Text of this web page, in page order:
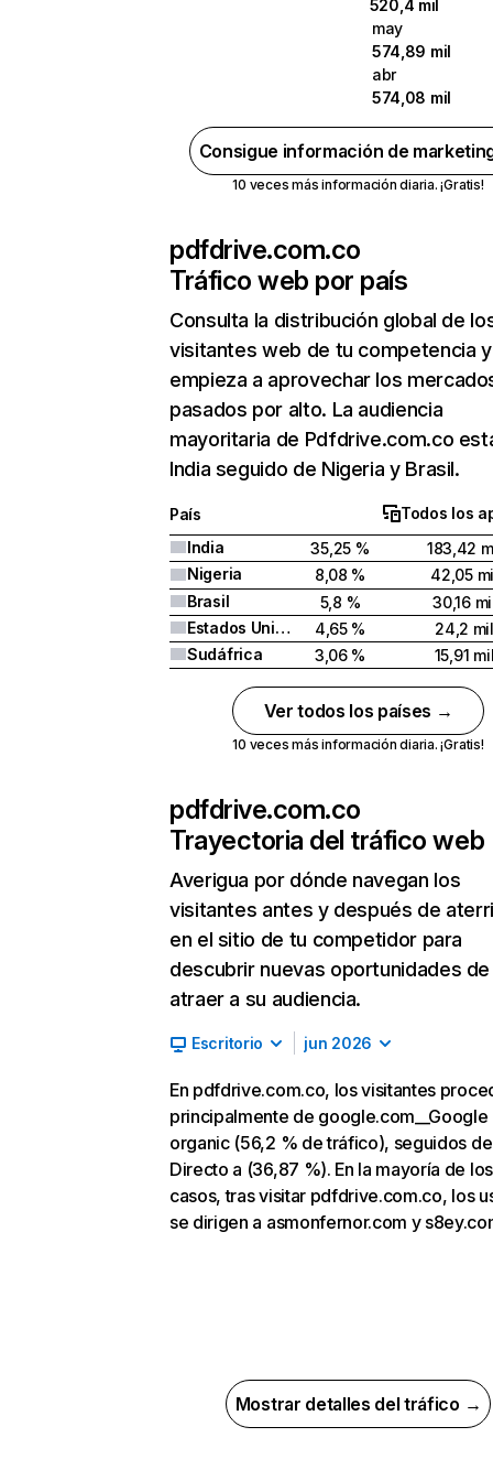
520,4 mil
may
574,89 mil
abr
574,08 mil
Consigue información de
10 veces más información diaria. ¡Gratis!
pdfdrive.com.co
Tráfico web por país
Consulta la distribución global de
visitantes web de tu competencia y
empieza a aprovechar los
pasados por alto. La audiencia
mayoritaria de Pdfdrive.com.co
India seguido de Nigeria y Brasil.
País
Todos los
India
35,25 %
183,42
Nigeria
8,08 %
42,05
Brasil
5,8 %
30,16
Estados Unidos
4,65 %
24,2 mil
Sudáfrica
3,06 % 15,91
Ver todos los países →
10 veces más información diaria. ¡Gratis!
pdfdrive.com.co
Trayectoria del tráfico web
Averigua por dónde navegan los
visitantes antes y después de
en el sitio de tu competidor para
descubrir nuevas oportunidades de
atraer a su audiencia.
Escritorio jun 2026
En pdfdrive.com.co, los visitantes
principalmente de google.com__Google
organic (56,2 % de tráfico), seguidos de
Directo a (36,87 %). En la mayoría de los
casos, tras visitar pdfdrive.com.co, los
se dirigen a asmonfernor.com y
Mostrar detalles del tráfico →